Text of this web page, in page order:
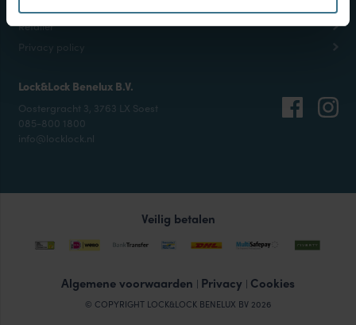
Retailer
Privacy policy
Lock&Lock Benelux B.V.
Oostergracht 3, 3763 LX Soest
085-800 1800
info@locklock.nl
Veilig betalen
Algemene voorwaarden | Privacy | Cookies
© COPYRIGHT LOCK&LOCK BENELUX BV 2026